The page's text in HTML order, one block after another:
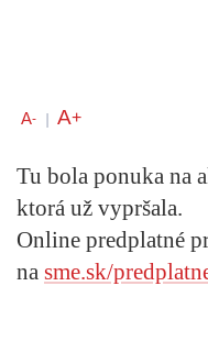
A- A+
Tu bola ponuka na
ktorá už vypršala.
Online predplatné
na sme.sk/